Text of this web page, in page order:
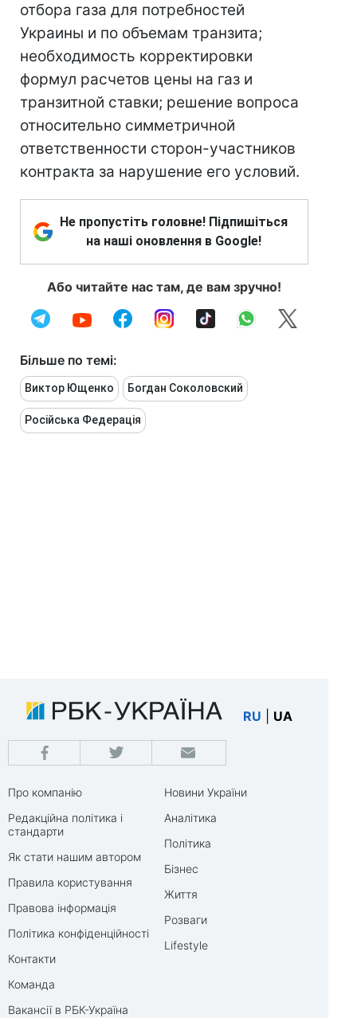
отбора газа для потребностей
Украины и по объемам транзита;
необходимость корректировки
формул расчетов цены на газ и
транзитной ставки; решение вопроса
относительно симметричной
ответственности сторон-участников
контракта за нарушение его условий.
Не пропустіть головне! Підпишіться
на наші оновлення в Google!
Або читайте нас там, де вам зручно!
Більше по темі:
Виктор Ющенко Богдан Соколовский
Російська Федерація
RU UA
Про компанію
Редакційна політика і
стандарти
Як стати нашим автором
Правила користування
Правова інформація
Політика конфіденційності
Контакти
Команда
Вакансії в РБК-Україна
Новини України
Аналітика
Політика
Бізнес
Життя
Розваги
Lifestyle